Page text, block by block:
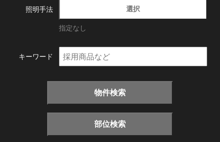
照明手法 選択
指定なし
キーワード
物件検索
部位検索